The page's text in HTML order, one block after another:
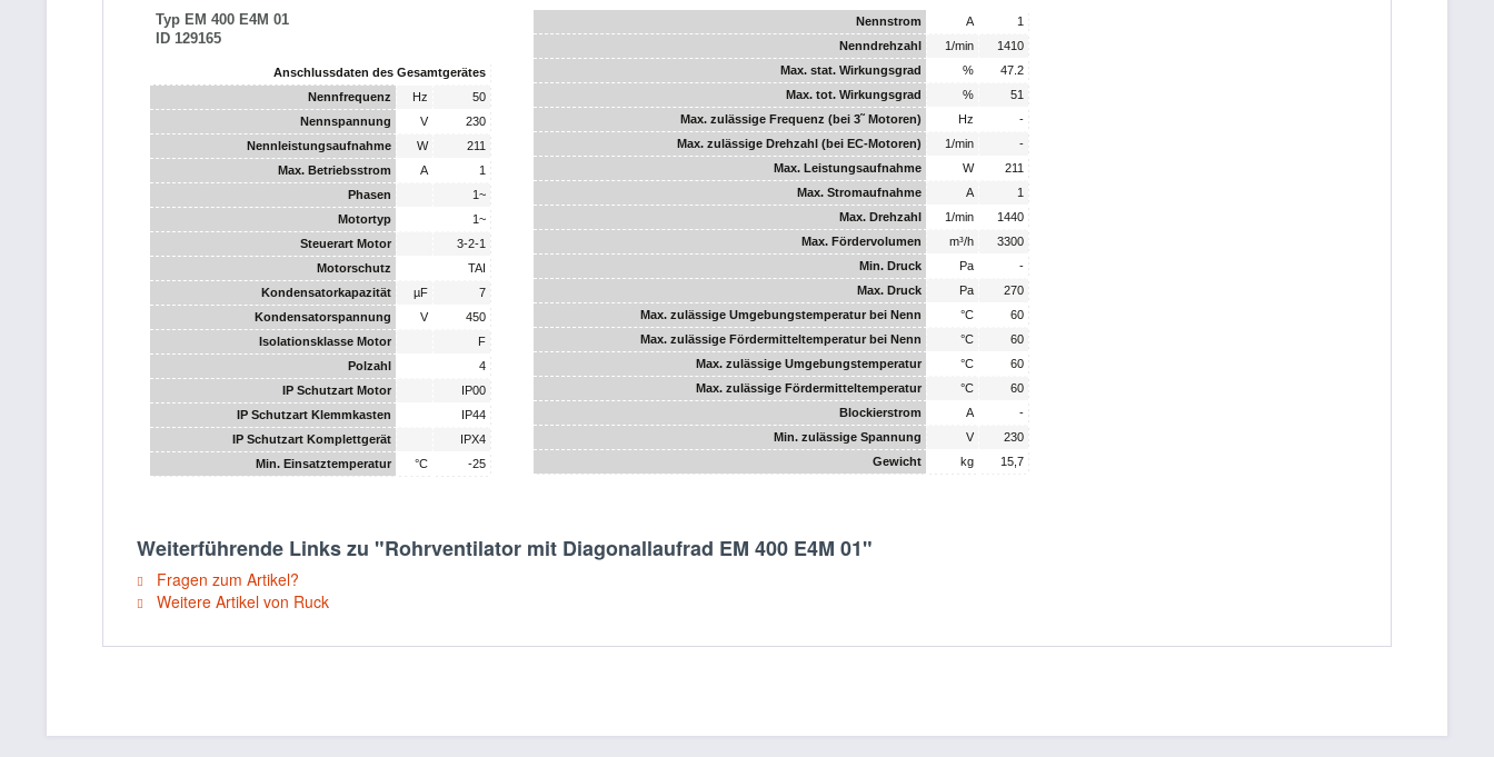
Typ EM 400 E4M 01
ID 129165
Anschlussdaten des Gesamtgerätes
Nennfrequenz
Hz
50
Nennspannung
V
230
Nennleistungsaufnahme
W
211
Max. Betriebsstrom
A
1
Phasen
1~
Motortyp
1~
Steuerart Motor
3-2-1
Motorschutz
TAI
Kondensatorkapazität
µF
7
Kondensatorspannung
V
450
Isolationsklasse Motor
F
Polzahl
4
IP Schutzart Motor
IP00
IP Schutzart Klemmkasten
IP44
IP Schutzart Komplettgerät
IPX4
Min. Einsatztemperatur
°C -25
Nennstrom A
1
Nenndrehzahl
1/min
1410
Max. stat. Wirkungsgrad
%
47.2
Max. tot. Wirkungsgrad
%
51
Max. zulässige Frequenz (bei 3˜ Motoren)
Hz
-
Max. zulässige Drehzahl (bei EC-Motoren)
1/min
-
Max. Leistungsaufnahme
W
211
Max. Stromaufnahme
A
1
Max. Drehzahl
1/min
1440
Max. Fördervolumen
m³/h
3300
Min. Druck
Pa
-
Max. Druck
Pa
270
Max. zulässige Umgebungstemperatur bei Nenn
°C
60
Max. zulässige Fördermitteltemperatur bei Nenn
°C
60
Max. zulässige Umgebungstemperatur
°C
60
Max. zulässige Fördermitteltemperatur
°C
60
Blockierstrom
A
-
Min. zulässige Spannung
V
230
Gewicht
kg 15,7
Weiterführende Links zu "Rohrventilator mit Diagonallaufrad EM 400 E4M 01"
Fragen zum Artikel?
Weitere Artikel von Ruck